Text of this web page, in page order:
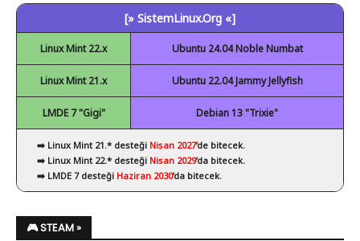
✔ Visual Studio Code
[» SistemLinux.Org «]
Linux Mint 22.x Ubuntu 24.04 Noble Numbat
Linux Mint 21.x Ubuntu 22.04 Jammy Jellyfish
LMDE 7 "Gigi" Debian 13 "Trixie"
➡️ Linux Mint 21.* desteği Nisan 2027’de bitecek.
➡️ Linux Mint 22.* desteği Nisan 2029’da bitecek.
➡️ LMDE 7 desteği Haziran 2030’da bitecek.
🎮 STEAM »